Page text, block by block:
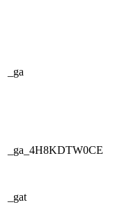
_ga
_ga_4H8KDTW0CE
_gat